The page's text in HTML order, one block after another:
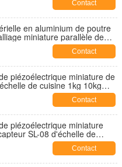
Contact
en aluminium de poutre
miniature parallèle de
Contact
piézoélectrique miniature de
de cuisine 1kg 10kg
Contact
piézoélectrique miniature
SL-08 d'échelle de
Contact